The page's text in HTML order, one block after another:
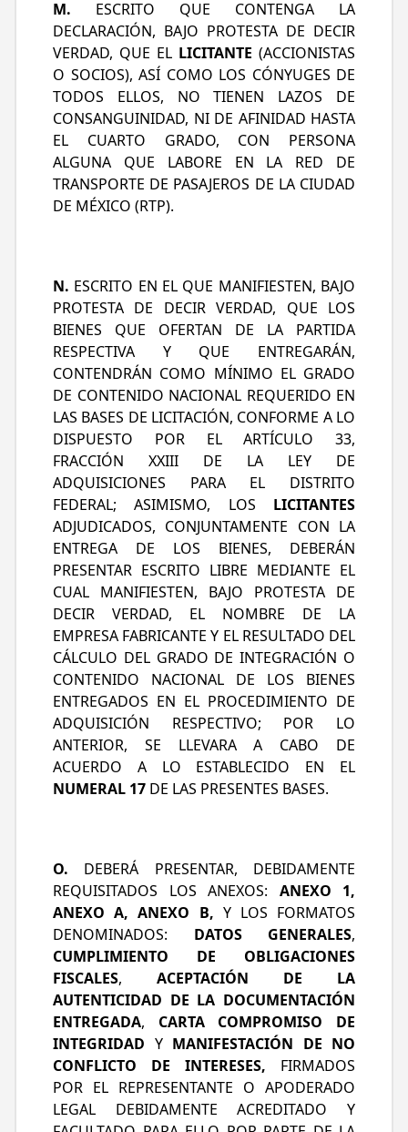
M. ESCRITO QUE CONTENGA LA
DECLARACIÓN, BAJO PROTESTA DE DECIR
VERDAD, QUE EL LICITANTE (ACCIONISTAS
O SOCIOS), ASÍ COMO LOS CÓNYUGES DE
TODOS ELLOS, NO TIENEN LAZOS DE
CONSANGUINIDAD, NI DE AFINIDAD HASTA
EL CUARTO GRADO, CON PERSONA
ALGUNA QUE LABORE EN LA RED DE
TRANSPORTE DE PASAJEROS DE LA CIUDAD
DE MÉXICO (RTP).
N. ESCRITO EN EL QUE MANIFIESTEN, BAJO
PROTESTA DE DECIR VERDAD, QUE LOS
BIENES QUE OFERTAN DE LA PARTIDA
RESPECTIVA Y QUE ENTREGARÁN,
CONTENDRÁN COMO MÍNIMO EL GRADO
DE CONTENIDO NACIONAL REQUERIDO EN
LAS BASES DE LICITACIÓN, CONFORME A LO
DISPUESTO POR EL ARTÍCULO 33,
FRACCIÓN XXIII DE LA LEY DE
ADQUISICIONES PARA EL DISTRITO
FEDERAL; ASIMISMO, LOS LICITANTES
ADJUDICADOS, CONJUNTAMENTE CON LA
ENTREGA DE LOS BIENES, DEBERÁN
PRESENTAR ESCRITO LIBRE MEDIANTE EL
CUAL MANIFIESTEN, BAJO PROTESTA DE
DECIR VERDAD, EL NOMBRE DE LA
EMPRESA FABRICANTE Y EL RESULTADO DEL
CÁLCULO DEL GRADO DE INTEGRACIÓN O
CONTENIDO NACIONAL DE LOS BIENES
ENTREGADOS EN EL PROCEDIMIENTO DE
ADQUISICIÓN RESPECTIVO; POR LO
ANTERIOR, SE LLEVARA A CABO DE
ACUERDO A LO ESTABLECIDO EN EL
NUMERAL 17 DE LAS PRESENTES BASES.
O. DEBERÁ PRESENTAR, DEBIDAMENTE
REQUISITADOS LOS ANEXOS: ANEXO 1,
ANEXO A, ANEXO B, Y LOS FORMATOS
DENOMINADOS: DATOS GENERALES,
CUMPLIMIENTO DE OBLIGACIONES
FISCALES, ACEPTACIÓN DE LA
AUTENTICIDAD DE LA DOCUMENTACIÓN
ENTREGADA, CARTA COMPROMISO DE
INTEGRIDAD Y MANIFESTACIÓN DE NO
CONFLICTO DE INTERESES, FIRMADOS
POR EL REPRESENTANTE O APODERADO
LEGAL DEBIDAMENTE ACREDITADO Y